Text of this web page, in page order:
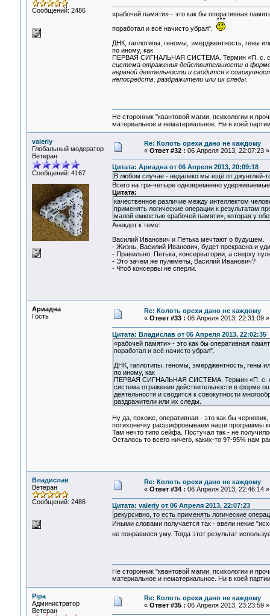
Сообщений: 2486
«рабочей памяти» - это как бы оперативная
поработал и всё начисто убрал".
ДНК, гаплотипы, геномы, эмерджентность, гены
по иному, как
ПЕРВАЯ СИГНАЛЬНАЯ СИСТЕМА. Термин «П. с.
система отражения действительности в
нервной деятельности и сводится к
непосредств. раздражители или их следы.
Не сторонник "квантовой магии, психологии и
материальное и нематериальное. Ни в коей
valeriy
Глобальный модератор
Ветеран
Сообщений: 4167
Re: Колоть орехи дано не каждому
« Ответ #32 : 06 Апреля 2013, 22:07:23 »
Цитата: Ариадна от 06 Апреля 2013, 20:09:18
В любом случае - недалеко мы ещё от джунглей-
Всего на три-четыре одновременно
Цитата:
качественное различие между интеллектом
применять логические операции к результатам
малой емкостью «рабочей памяти», которая у
Анекдот к теме:
Василий Иванович и Петька мечтают о будущем.
- Жизнь, Василий Иванович, будет прекрасна и
- Правильно, Петька, консерватории, а сверху
- Это зачем же пулеметы, Василий Иванович?
- Чтоб консервы не сперли.
Ариадна
Гость
Re: Колоть орехи дано не каждому
« Ответ #33 : 06 Апреля 2013, 22:31:09 »
Цитата: Владислав от 06 Апреля 2013, 22:02:35
«рабочей памяти» - это как бы оперативная
поработал и всё начисто убрал".
ДНК, гаплотипы, геномы, эмерджентность, гены
по иному, как
ПЕРВАЯ СИГНАЛЬНАЯ СИСТЕМА. Термин «П. с.
система отражения действительности в форме
деятельности и сводится к совокупности
раздражители или их следы.
Ну да, похоже, оперативная - это как бы
потихонечку расшифровываем наши программы
Там нечто типо сейфа. Постучал так - не
Осталось то всего ничего, каких-то 97-95% нам
Владислав
Ветеран
Сообщений: 2486
Re: Колоть орехи дано не каждому
« Ответ #34 : 06 Апреля 2013, 22:46:14 »
Цитата: valeriy от 06 Апреля 2013, 22:07:23
рекурсивно, то есть применять логические
Иными словами получается так - ввели некие
не понравился уму. Тогда этот результат
Не сторонник "квантовой магии, психологии и
материальное и нематериальное. Ни в коей
Pipa
Администратор
Ветеран
Re: Колоть орехи дано не каждому
« Ответ #35 : 06 Апреля 2013, 23:23:59 »